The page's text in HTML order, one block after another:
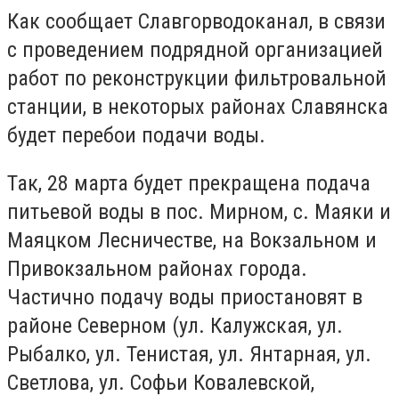
Как сообщает Славгорводоканал, в связи
с проведением подрядной организацией
работ по реконструкции фильтровальной
станции, в некоторых районах Славянска
будет перебои подачи воды.
Так, 28 марта будет прекращена подача
питьевой воды в пос. Мирном, с. Маяки и
Маяцком Лесничестве, на Вокзальном и
Привокзальном районах города.
Частично подачу воды приостановят в
районе Северном (ул. Калужская, ул.
Рыбалко, ул. Тенистая, ул. Янтарная, ул.
Светлова, ул. Софьи Ковалевской,